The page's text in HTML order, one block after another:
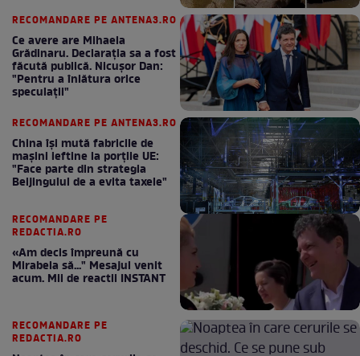
RECOMANDARE PE ANTENA3.RO
Ce avere are Mihaela
Grădinaru. Declarația sa a fost
făcută publică. Nicușor Dan:
"Pentru a înlătura orice
speculații"
RECOMANDARE PE ANTENA3.RO
China își mută fabricile de
mașini ieftine la porțile UE:
"Face parte din strategia
Beijingului de a evita taxele"
RECOMANDARE PE
REDACTIA.RO
«Am decis împreună cu
Mirabela să..." Mesajul venit
acum. Mii de reactii INSTANT
RECOMANDARE PE
REDACTIA.RO